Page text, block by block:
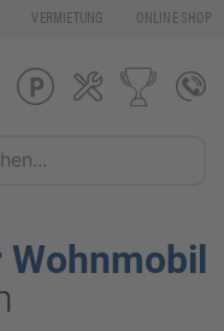
VERMIETUNG ONLINE SHOP
Wohnmobil